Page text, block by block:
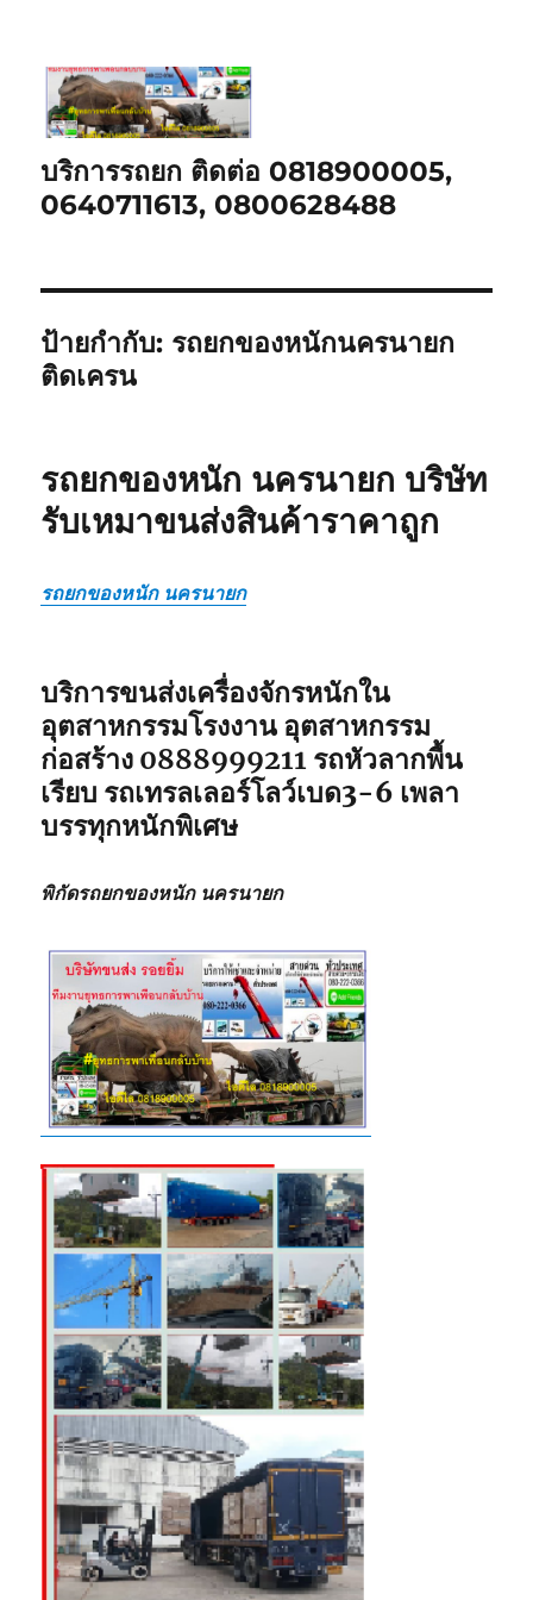
บริการรถยก ติดต่อ 0818900005,
0640711613, 0800628488
ป้ายกำกับ: รถยกของหนักนครนายก
ติดเครน
รถยกของหนัก นครนายก บริษัท
รับเหมาขนส่งสินค้าราคาถูก
รถยกของหนัก นครนายก
บริการขนส่งเครื่องจักรหนักใน
อุตสาหกรรมโรงงาน อุตสาหกรรม
ก่อสร้าง 0888999211 รถหัวลากพื้น
เรียบ รถเทรลเลอร์โลว์เบด3-6 เพลา
บรรทุกหนักพิเศษ
พิกัดรถยกของหนัก นครนายก